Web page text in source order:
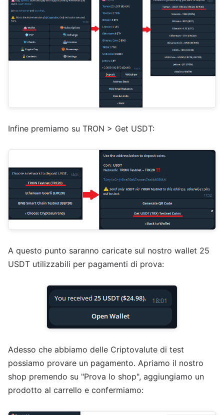
Infine premiamo su TRON > Get USDT:
A questo punto saranno caricate sul nostro wallet 25
USDT utilizzabili per pagamenti di prova:
Adesso che abbiamo delle Criptovalute di test
possiamo provare un pagamento. Apriamo il nostro
shop premendo su "Prova lo shop", aggiungiamo un
prodotto al carrello e confermiamo: